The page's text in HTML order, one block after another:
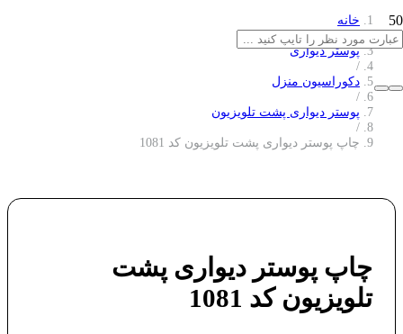
خانه
/
پوستر دیواری
/
دکوراسیون منزل
/
پوستر دیواری پشت تلویزیون
/
چاپ پوستر دیواری پشت تلویزیون کد 1081
چاپ پوستر دیواری پشت
تلویزیون کد 1081